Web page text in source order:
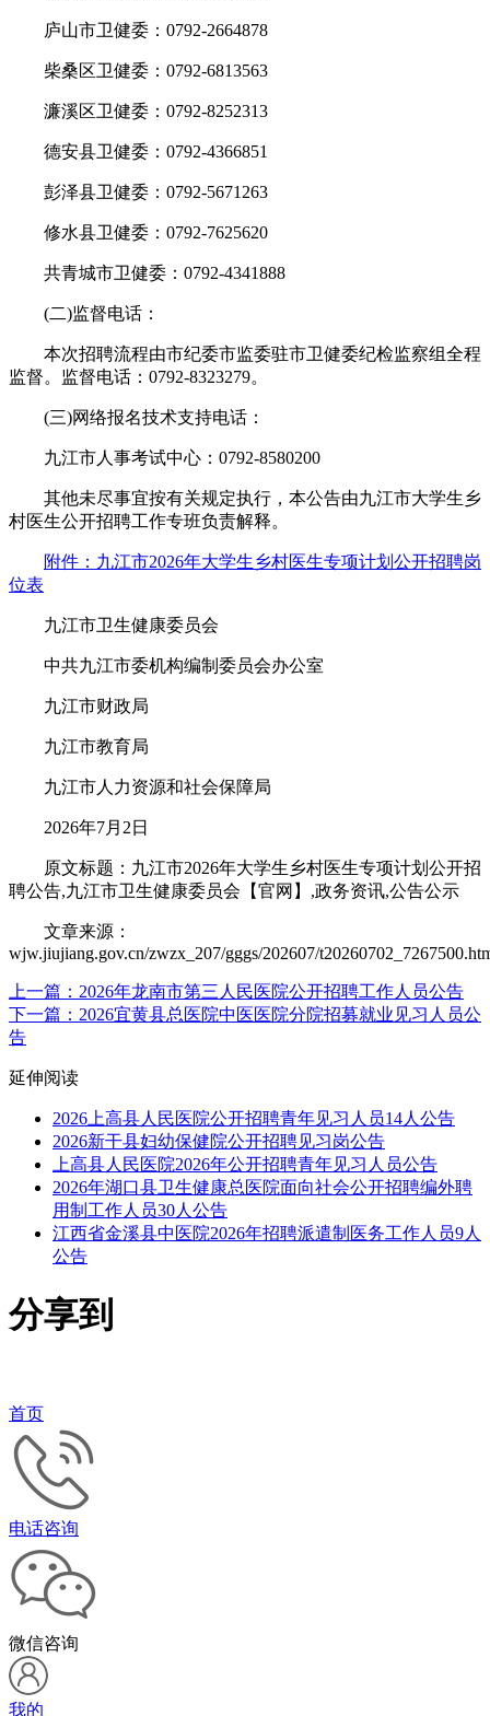
庐山市卫健委：0792-2664878
柴桑区卫健委：0792-6813563
濂溪区卫健委：0792-8252313
德安县卫健委：0792-4366851
彭泽县卫健委：0792-5671263
修水县卫健委：0792-7625620
共青城市卫健委：0792-4341888
(二)监督电话：
本次招聘流程由市纪委市监委驻市卫健委纪检监察组全程
监督。监督电话：0792-8323279。
(三)网络报名技术支持电话：
九江市人事考试中心：0792-8580200
其他未尽事宜按有关规定执行，本公告由九江市大学生乡
村医生公开招聘工作专班负责解释。
附件：九江市2026年大学生乡村医生专项计划公开招聘岗
位表
九江市卫生健康委员会
中共九江市委机构编制委员会办公室
九江市财政局
九江市教育局
九江市人力资源和社会保障局
2026年7月2日
原文标题：九江市2026年大学生乡村医生专项计划公开招
聘公告,九江市卫生健康委员会【官网】,政务资讯,公告公示
文章来源：
wjw.jiujiang.gov.cn/zwzx_207/gggs/202607/
上一篇：2026年龙南市第三人民医院公开招聘工作人员公告
下一篇：2026宜黄县总医院中医医院分院招募就业见习人员公
告
延伸阅读
2026上高县人民医院公开招聘青年见习人员14人公告
2026新干县妇幼保健院公开招聘见习岗公告
上高县人民医院2026年公开招聘青年见习人员公告
2026年湖口县卫生健康总医院面向社会公开招聘编外聘
用制工作人员30人公告
江西省金溪县中医院2026年招聘派遣制医务工作人员9人
公告
分享到
首页
电话咨询
微信咨询
我的